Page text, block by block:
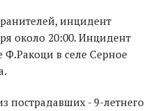
инцидент
около 20:00. Инцидент
в селе Серное
пострадавших - 9-летнего